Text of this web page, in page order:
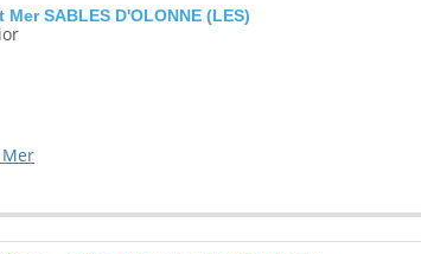
SABLES D'OLONNE (LES)